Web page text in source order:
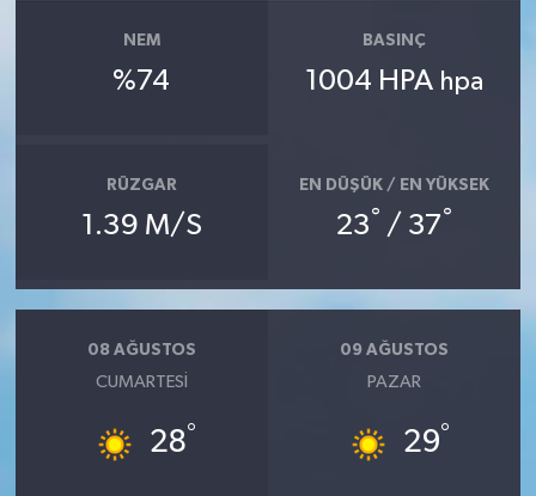
NEM
%74
BASINÇ
1004 HPA hpa
RÜZGAR
1.39 M/S
EN DÜŞÜK / EN YÜKSEK
23° / 37°
08 AĞUSTOS
CUMARTESI
28°
09 AĞUSTOS
PAZAR
29°